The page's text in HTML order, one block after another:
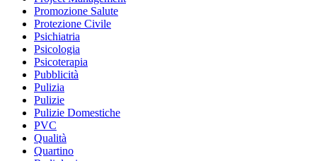
Promozione Salute
Protezione Civile
Psichiatria
Psicologia
Psicoterapia
Pubblicità
Pulizia
Pulizie
Pulizie Domestiche
PVC
Qualità
Quartino